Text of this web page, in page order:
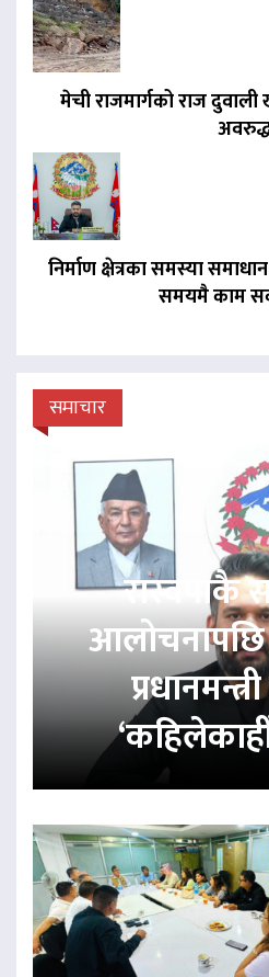
मेची राजमार्गको राज
निर्माण क्षेत्रका समस्या
समयमै काम
समाचार
रास्वपाकै